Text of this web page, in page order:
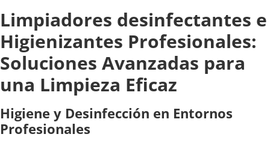
Limpiadores desinfectantes e
Higienizantes Profesionales:
Soluciones Avanzadas para
una Limpieza Eficaz
Higiene y Desinfección en Entornos
Profesionales